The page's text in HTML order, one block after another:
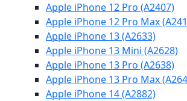
Apple iPhone 12 Pro (A2407)
Apple iPhone 12 Pro Max
Apple iPhone 13 (A2633)
Apple iPhone 13 Mini (A2628)
Apple iPhone 13 Pro (A2638)
Apple iPhone 13 Pro Max
Apple iPhone 14 (A2882)